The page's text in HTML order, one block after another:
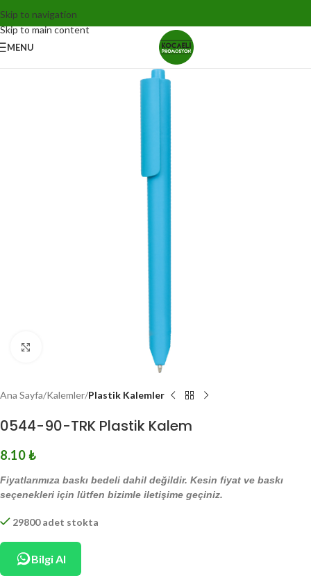
Skip to navigation
Skip to main content
MENU
Ana Sayfa Kalemler Plastik Kalemler
0544-90-TRK Plastik Kalem
8.10₺
Fiyatlarımıza baskı bedeli dahil değildir. Kesin fiyat ve baskı
seçenekleri için lütfen bizimle iletişime geçiniz.
29800 adet stokta
Bilgi Al